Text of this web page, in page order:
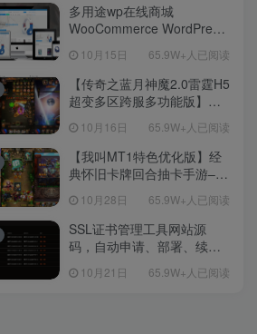
多用途wp在线商城
WooCommerce WordPress
10月15日 65.9W+人已阅读
【传奇之蓝月神魔2.0雷霆H5
超变多区跨服多功能版】三
理单机一键即玩镜像端-打包
Linux服务端源码-视频架设
教程
10月16日 65.9W+人已阅读
【我叫MT1特色优化版】经
典怀旧卡牌回合抽卡手游–打
教程-多功能GM后台工具-网
页注册-安卓版本！
10月28日 65.9W+人已阅读
SSL证书管理工具网站源
码，自动申请、部署、续期
10月21日 65.9W+人已阅读